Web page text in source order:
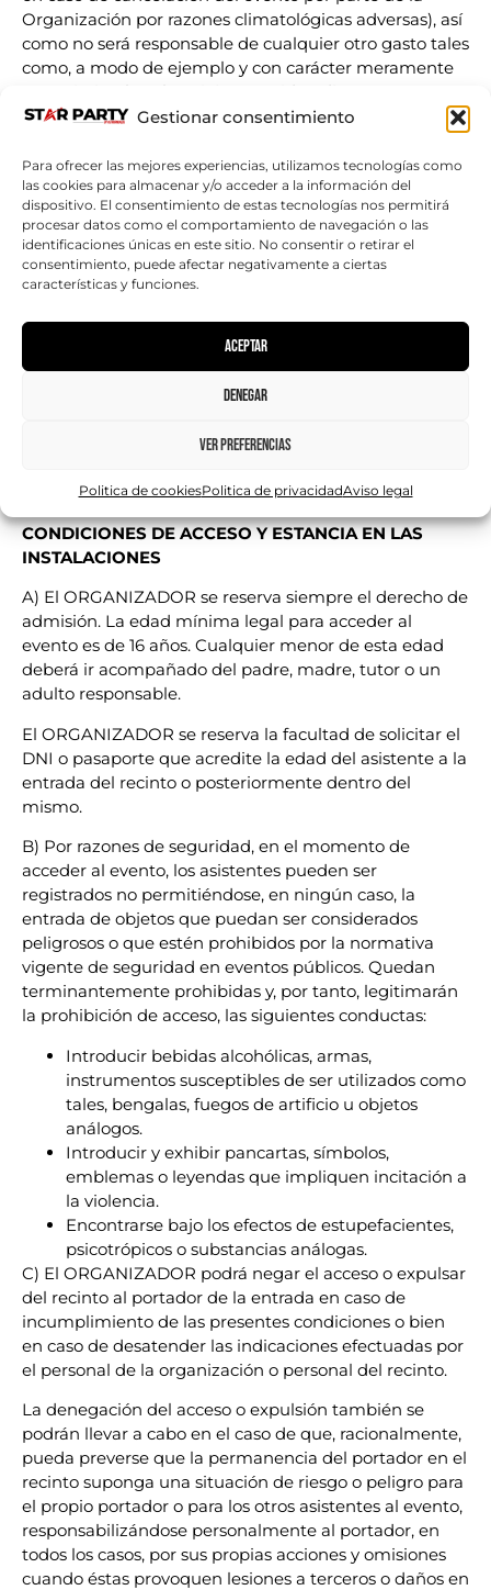
Gestionar consentimiento
Para ofrecer las mejores experiencias, utilizamos tecnologías como
las cookies para almacenar y/o acceder a la información del
dispositivo. El consentimiento de estas tecnologías nos permitirá
procesar datos como el comportamiento de navegación o las
identificaciones únicas en este sitio. No consentir o retirar el
consentimiento, puede afectar negativamente a ciertas
características y funciones.
Aceptar
Denegar
Ver preferencias
Politica de cookiesPolitica de privacidadAviso legal
Organización por razones climatológicas adversas), así
como no será responsable de cualquier otro gasto tales
como, a modo de ejemplo y con carácter meramente
enunciativo, hoteles, viajes, comidas, dietas, etc.
La imposibilidad del COMPRADOR de asistir al evento
por causas ajenas al ORGANIZADOR, y/o el error al
realizar la adquisición, no serán motivos válidos para
solicitar la devolución del importe del precio de las
entradas.
E) La actividad podrá ser grabada y/o fotografiada y las
imágenes y/o fotografías del mismo podrán ser
publicadas por Star Party en sus páginas web y/o en
las redes sociales en las que la entidad tiene presencia.
modificar, si las circunstancias lo exigen, las fechas, los
también decretar la suspensión del evento.
CONDICIONES DE ACCESO Y ESTANCIA EN LAS
INSTALACIONES
A) El ORGANIZADOR se reserva siempre el derecho de
admisión. La edad mínima legal para acceder al
evento es de 16 años. Cualquier menor de esta edad
deberá ir acompañado del padre, madre, tutor o un
adulto responsable.
El ORGANIZADOR se reserva la facultad de solicitar el
DNI o pasaporte que acredite la edad del asistente a la
entrada del recinto o posteriormente dentro del
mismo.
B) Por razones de seguridad, en el momento de
acceder al evento, los asistentes pueden ser
registrados no permitiéndose, en ningún caso, la
entrada de objetos que puedan ser considerados
peligrosos o que estén prohibidos por la normativa
vigente de seguridad en eventos públicos. Quedan
terminantemente prohibidas y, por tanto, legitimarán
la prohibición de acceso, las siguientes conductas:
Introducir bebidas alcohólicas, armas,
instrumentos susceptibles de ser utilizados como
tales, bengalas, fuegos de artificio u objetos
análogos.
Introducir y exhibir pancartas, símbolos,
emblemas o leyendas que impliquen incitación a
la violencia.
Encontrarse bajo los efectos de estupefacientes,
psicotrópicos o substancias análogas.
C) El ORGANIZADOR podrá negar el acceso o expulsar
del recinto al portador de la entrada en caso de
incumplimiento de las presentes condiciones o bien
en caso de desatender las indicaciones efectuadas por
el personal de la organización o personal del recinto.
La denegación del acceso o expulsión también se
podrán llevar a cabo en el caso de que, racionalmente,
pueda preverse que la permanencia del portador en el
recinto suponga una situación de riesgo o peligro para
el propio portador o para los otros asistentes al evento,
responsabilizándose personalmente al portador, en
todos los casos, por sus propias acciones y omisiones
cuando éstas provoquen lesiones a terceros o daños en